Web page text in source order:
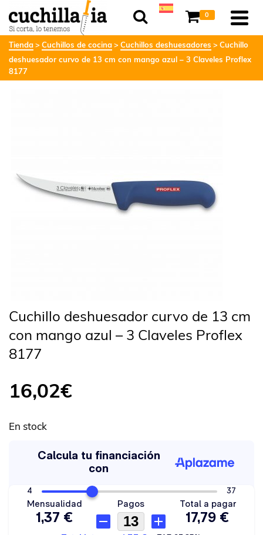
0
Tienda Cuchillos de cocina Cuchillos deshuesadores
Cuchillo
deshuesador curvo de 13 cm con mango azul – 3 Claveles Proflex
8177
Cuchillo deshuesador curvo de 13 cm
con mango azul – 3 Claveles Proflex
8177
16,02€
En stock